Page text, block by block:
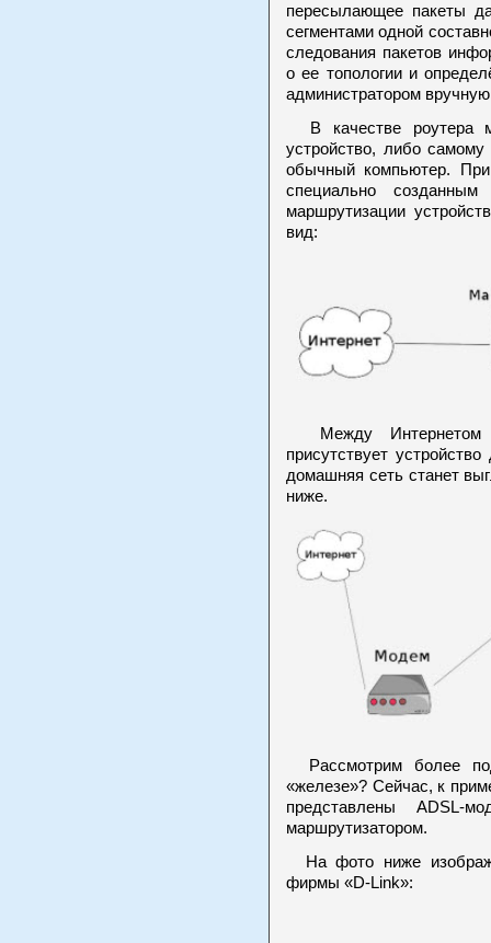
пересылающее пакеты
сегментами одной
следования пакетов
о ее топологии и
администратором
В качестве роутера
устройство, либо самому
обычный компьютер. При
специально
маршрутизации
вид:
Между Интернетом
присутствует
домашняя сеть станет
ниже.
Рассмотрим более
«железе»? Сейчас, к
представлены ADSL-
маршрутизатором.
На фото ниже
фирмы «D-Link»: